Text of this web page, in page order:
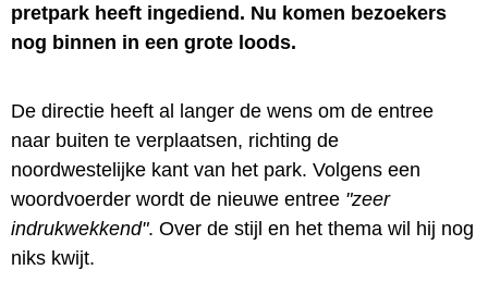
pretpark heeft ingediend. Nu komen bezoekers
nog binnen in een grote loods.
De directie heeft al langer de wens om de entree
naar buiten te verplaatsen, richting de
noordwestelijke kant van het park. Volgens een
woordvoerder wordt de nieuwe entree "zeer
indrukwekkend". Over de stijl en het thema wil hij nog
niks kwijt.